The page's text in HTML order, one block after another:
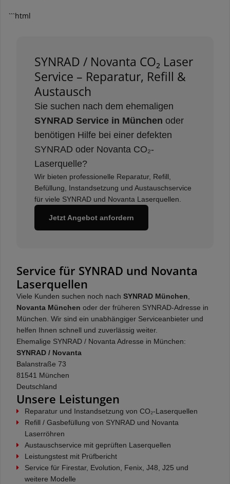
```html
SYNRAD / Novanta CO₂ Laser
Service – Reparatur, Refill &
Austausch
Sie suchen nach dem ehemaligen
SYNRAD Service in München oder
benötigen Hilfe bei einer defekten
SYNRAD oder Novanta CO₂-
Laserquelle?
Wir bieten professionelle Reparatur, Refill,
Befüllung, Instandsetzung und Austauschservice
für viele SYNRAD und Novanta Laserquellen.
Jetzt Angebot anfordern
Service für SYNRAD und Novanta
Laserquellen
Viele Kunden suchen noch nach SYNRAD München,
Novanta München oder der früheren SYNRAD-Adresse in
München. Wir sind ein unabhängiger Serviceanbieter und
helfen Ihnen schnell und zuverlässig weiter.
Ehemalige SYNRAD / Novanta Adresse in München:
SYNRAD / Novanta
Balanstraße 73
81541 München
Deutschland
Unsere Leistungen
Reparatur und Instandsetzung von CO₂-Laserquellen
Refill / Gasbefüllung von SYNRAD und Novanta
Laserröhren
Austauschservice mit geprüften Laserquellen
Leistungstest mit Prüfbericht
Service für Firestar, Evolution, Fenix, J48, J25 und
weitere Modelle